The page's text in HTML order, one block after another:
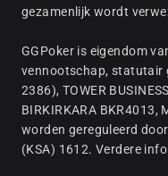
gezamenlijk wordt
GGPoker is eigendom
vennootschap, statutair
2386), TOWER
BIRKIRKARA BKR4013,
worden gereguleerd
(KSA) 1612. Verdere